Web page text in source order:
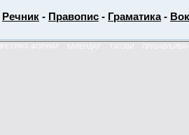
Речник - Правопис - Граматика-
КАЛЕНДАР